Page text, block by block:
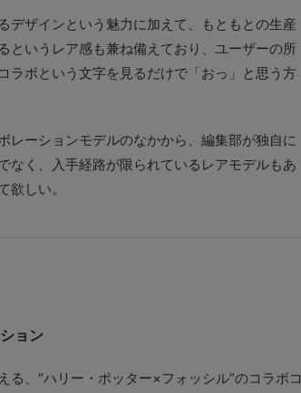
ザインという魅力に加えて、もともとの生産
というレア感も兼ね備えており、ユーザーの所
ラボという文字を見るだけで「おっ」と思う方
ーションモデルのなかから、編集部が独自に
なく、入手経路が限られているレアモデルもあ
欲しい。
ョン
、“ハリー・ポッター×フォッシル”のコラボコ